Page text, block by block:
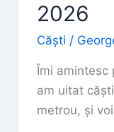
2026
Căști /
Îmi
am uitat
metrou, și